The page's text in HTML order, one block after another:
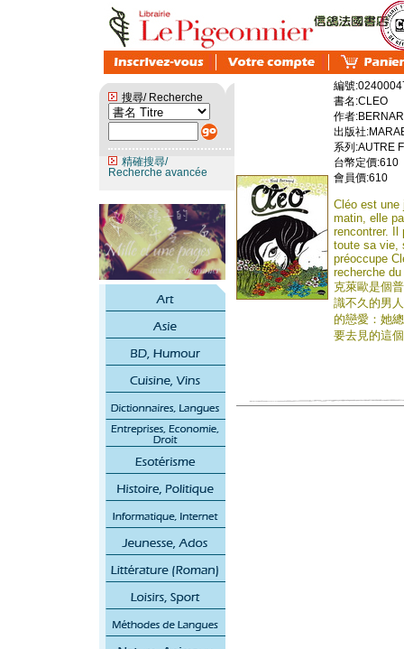
搜尋/ Recherche
精確搜尋/
Recherche avancée
編號
書名:CLEO
作者
出版社
系列:AUTRE
台幣定價:610
會員價:610
Cléo est une
matin, elle
rencontrer. Il
toute sa vie,
préoccupe
recherche
克萊歐是個
識不久的男
的戀愛：她
要去見的這